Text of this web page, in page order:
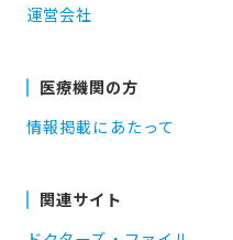
運営会社
医療機関の方
情報掲載にあたって
関連サイト